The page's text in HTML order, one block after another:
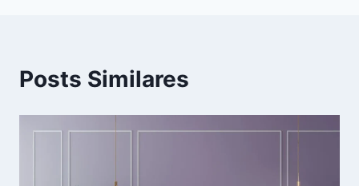
Posts Similares